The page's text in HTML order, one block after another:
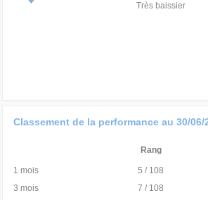
Très baissier
Classement de la performance au 30/06/
Rang
1 mois 5 / 108
3 mois
7 / 108